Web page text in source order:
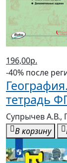
196,00р.
-40% после
тетрадь
Супрычев А.В.,
В корзину